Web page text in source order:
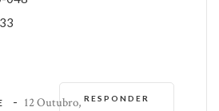
RESPONDER
- 12 Outubro,